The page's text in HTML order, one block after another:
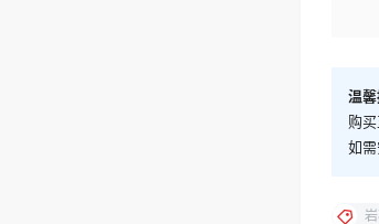
温馨
购
如